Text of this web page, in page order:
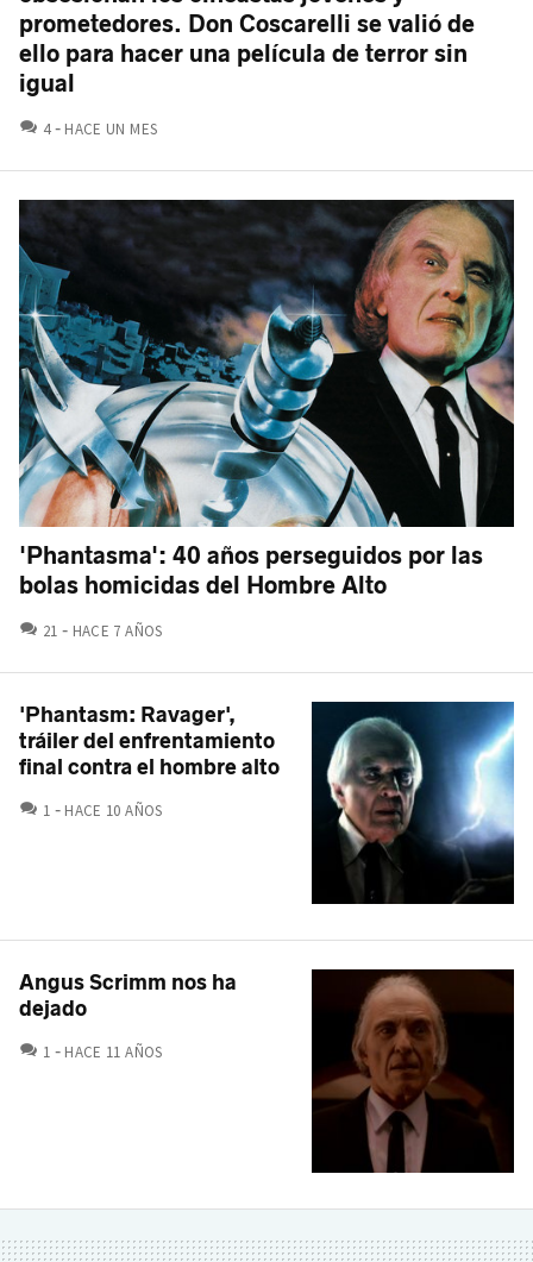
prometedores. Don Coscarelli se valió de
ello para hacer una película de terror sin
igual
4 COMENTARIOS
HACE UN MES
'Phantasma': 40 años perseguidos por las
bolas homicidas del Hombre Alto
21 COMENTARIOS
HACE 7 AÑOS
'Phantasm: Ravager',
tráiler del enfrentamiento
final contra el hombre alto
1 COMENTARIOS
HACE 10 AÑOS
Angus Scrimm nos ha
dejado
1 COMENTARIOS
HACE 11 AÑOS